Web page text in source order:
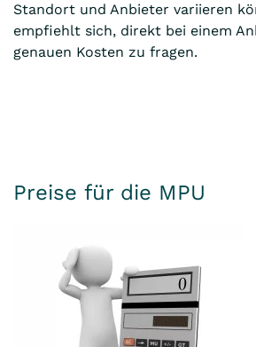
Standort und Anbieter variieren
empfiehlt sich, direkt bei einem
genauen Kosten zu fragen.
Preise für die MPU